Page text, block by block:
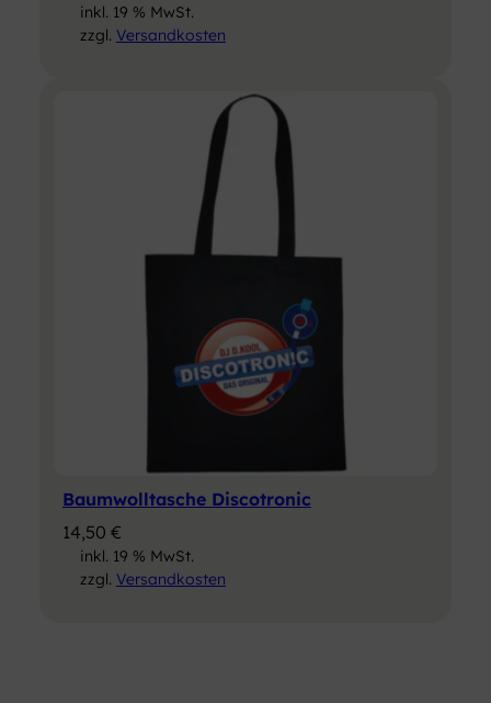
inkl. 19 % MwSt.
zzgl. Versandkosten
Baumwolltasche Discotronic
14,50 €
inkl. 19 % MwSt.
zzgl. Versandkosten